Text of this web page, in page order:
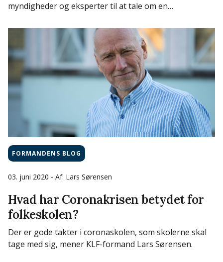
myndigheder og eksperter til at tale om en…
FORMANDENS BLOG
03. juni 2020 - Af: Lars Sørensen
Hvad har Coronakrisen betydet for
folkeskolen?
Der er gode takter i coronaskolen, som skolerne skal
tage med sig, mener KLF-formand Lars Sørensen.